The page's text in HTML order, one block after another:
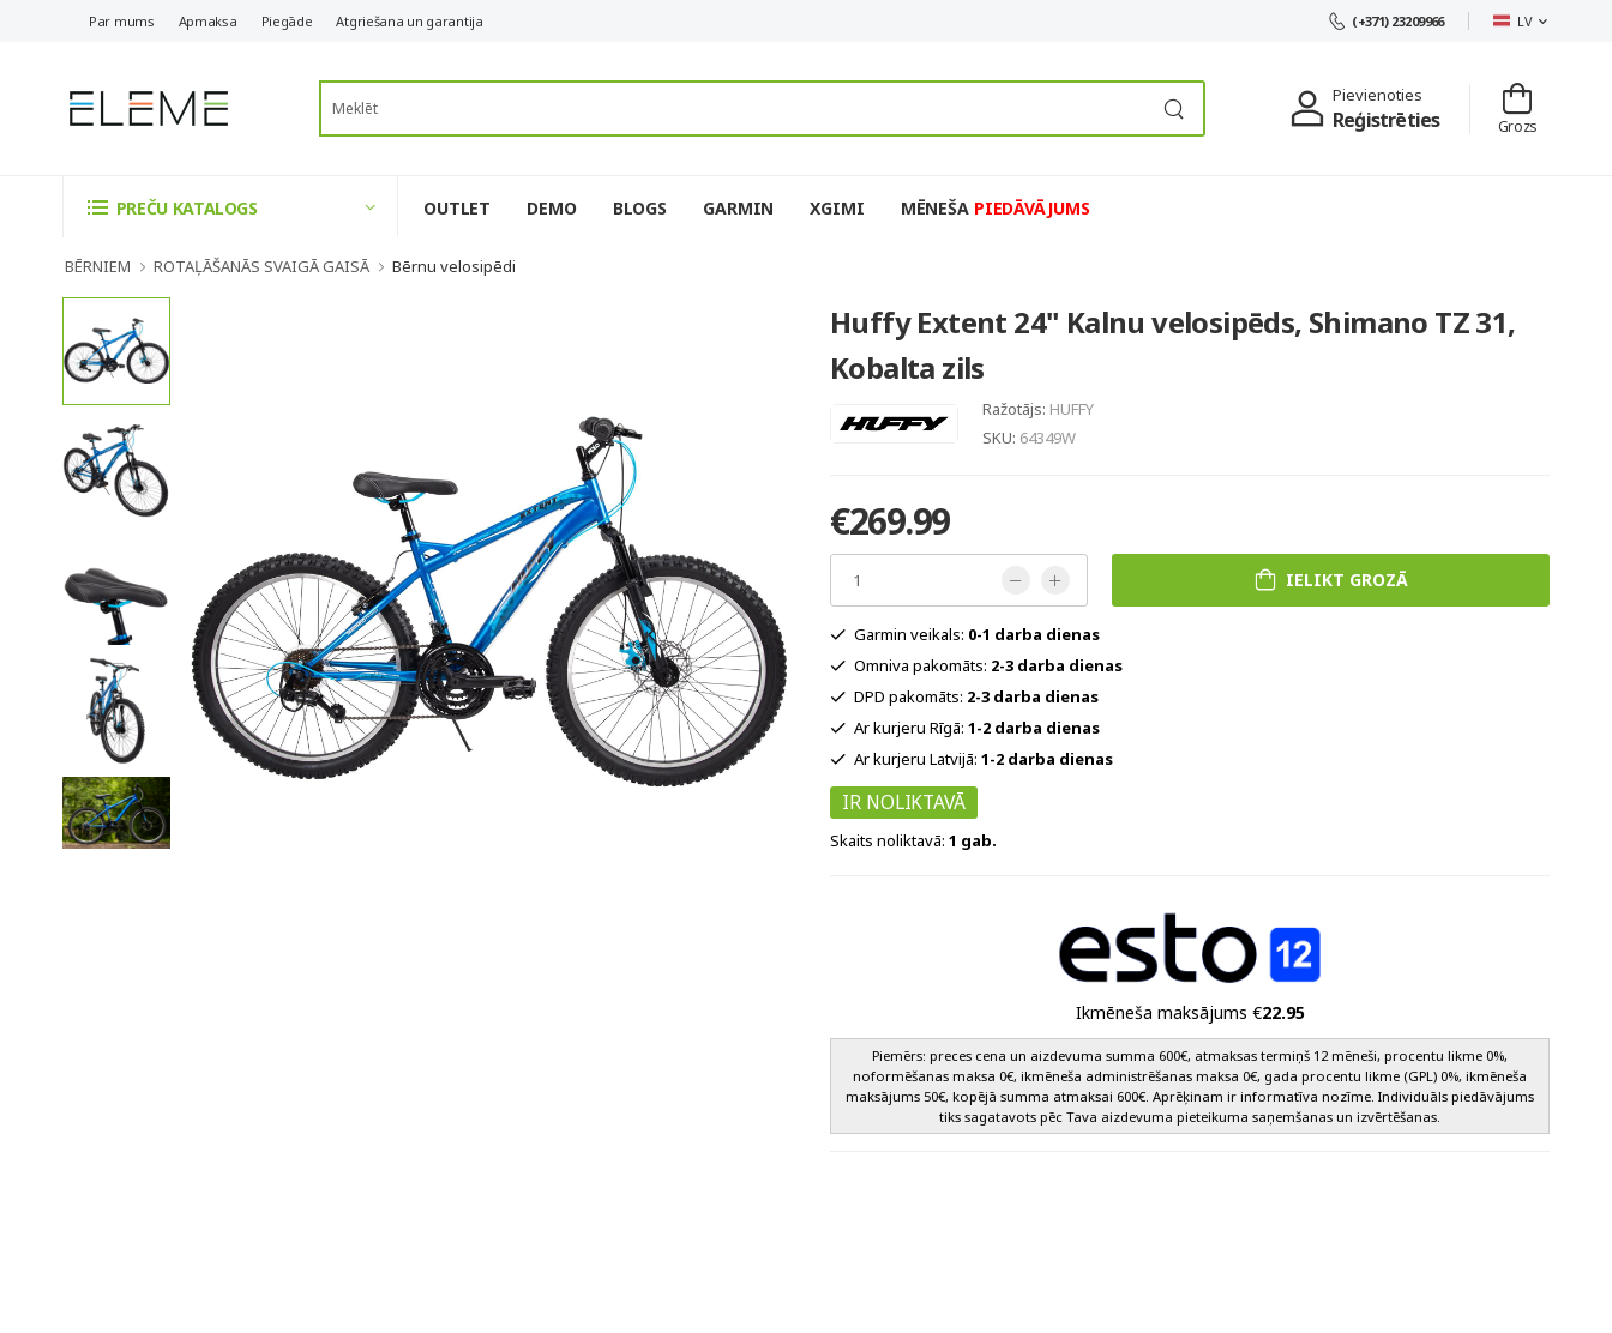
Par mums Apmaksa Piegāde Atgriešana un garantija (+371) 23209966 LV
Pievienoties
Reģistrēties Grozs
PREČU KATALOGS OUTLET DEMO BLOGS GARMIN XGIMI MĒNEŠA PIEDĀVĀJUMS
BĒRNIEM ROTAĻĀŠANĀS SVAIGĀ GAISĀ Bērnu velosipēdi
Huffy Extent 24" Kalnu velosipēds, Shimano TZ 31,
Kobalta zils
Ražotājs: HUFFY
SKU: 64349W
€269.99
IELIKT GROZĀ
Garmin veikals: 0-1 darba dienas
Omniva pakomāts: 2-3 darba dienas
DPD pakomāts: 2-3 darba dienas
Ar kurjeru Rīgā: 1-2 darba dienas
Ar kurjeru Latvijā: 1-2 darba dienas
IR NOLIKTAVĀ
Skaits noliktavā: 1 gab.
Ikmēneša maksājums €22.95
Piemērs: preces cena un aizdevuma summa 600€, atmaksas termiņš 12 mēneši, procentu likme 0%,
noformēšanas maksa 0€, ikmēneša administrēšanas maksa 0€, gada procentu likme (GPL) 0%, ikmēneša
maksājums 50€, kopējā summa atmaksai 600€. Aprēķinam ir informatīva nozīme. Individuāls piedāvājums
tiks sagatavots pēc Tava aizdevuma pieteikuma saņemšanas un izvērtēšanas.